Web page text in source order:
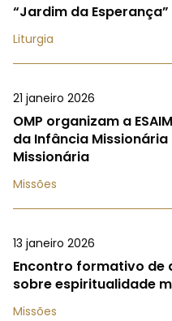
“Jardim da
Liturgia
21 janeiro 2026
OMP organizam a
da Infância
Missionária
Missões
13 janeiro 2026
Encontro formativo de
sobre espiritualidade
Missões